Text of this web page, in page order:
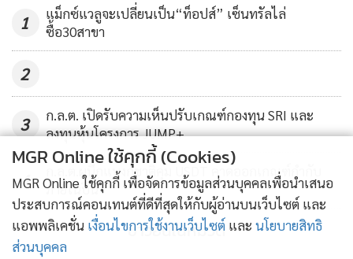
1
แม็กซ์แวลูจะเปลี่ยนเป็น“ท็อปส์” เซ็นทรัลไล่
ซื้อ30สาขา
2
3
ก.ล.ต. เปิดรับความเห็นปรับเกณฑ์กองทุน SRI และ
ลงทุนหุ้นโครงการ JUMP+
4
ก.ล.ต.ผนึกแบงก์ชาติคุม USDT คาดออกเกณฑ์กำกับ
ภายในปีนี้
ข่าวอื่นในหมวด
MGR Online ใช้คุกกี้ (Cookies)
MGR Online ใช้คุกกี้ เพื่อจัดการข้อมูลส่วนบุคคลเพื่อนำเสนอ
ประสบการณ์คอนเทนต์ที่ดีที่สุดให้กับผู้อ่านบนเว็บไซต์ และ
แอพพลิเคชั่น เงื่อนไขการใช้งานเว็บไซต์ และ นโยบายสิทธิ
ส่วนบุคคล